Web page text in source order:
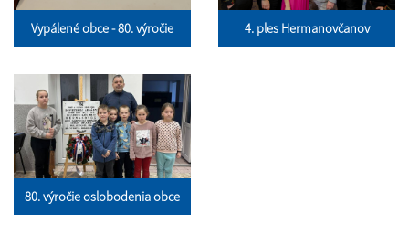
Vypálené obce - 80. výročie 4. ples Hermanovčanov
80. výročie oslobodenia obce